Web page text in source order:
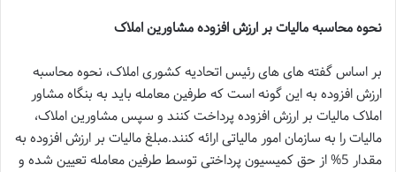
نحوه محاسبه مالیات بر ارزش افزوده مشاورین املاک
بر اساس گفته های های رئیس اتحادیه کشوری املاک، نحوه محاسبه
ارزش افزوده به این گونه است که طرفین معامله باید به بنگاه مشاور
املاک مالیات بر ارزش افزوده پرداخت کنند و سپس مشاورین املاک،
مالیات را به سازمان امور مالیاتی ارائه کنند.مبلغ مالیات بر ارزش افزوده به
مقدار 5% از حق کمیسیون پرداختی توسط طرفین معامله تعیین شده و